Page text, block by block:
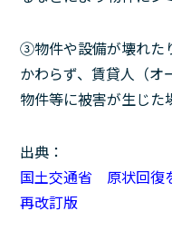
③物件や設備が壊れた
かわらず、賃貸人（オ
物件等に被害が生じた
出典：
国土交通省 原状回復
再改訂版